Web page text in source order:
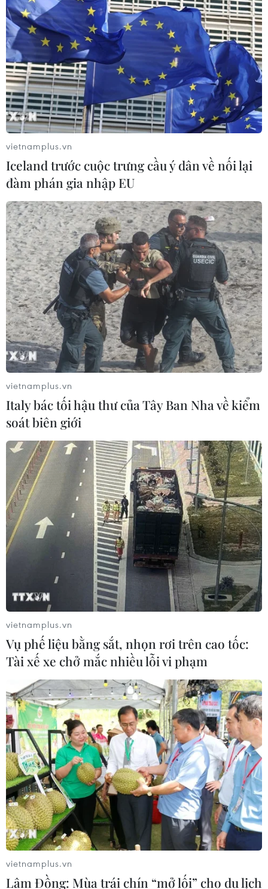
TIN CÙNG CHUYÊN MỤC
59 năm ASEAN: Giữ vững đoàn kết,
định hình tương lai
vietnamplus.vn
Iceland trước cuộc trưng cầu ý dân về nối lại
đàm phán gia nhập EU
vietnamplus.vn
Italy bác tối hậu thư của Tây Ban Nha về kiểm
soát biên giới
vietnamplus.vn
Vụ phế liệu bằng sắt, nhọn rơi trên cao tốc:
Tài xế xe chở mắc nhiều lỗi vi phạm
vietnamplus.vn
Lâm Đồng: Mùa trái chín “mở lối” cho du lịch